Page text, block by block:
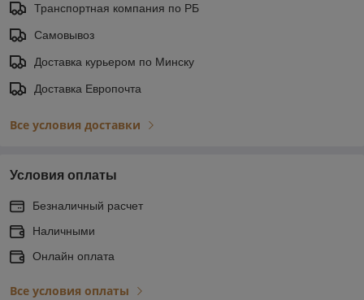
Транспортная компания по РБ
Самовывоз
Доставка курьером по Минску
Доставка Европочта
Все условия доставки
Условия оплаты
Безналичный расчет
Наличными
Онлайн оплата
Все условия оплаты